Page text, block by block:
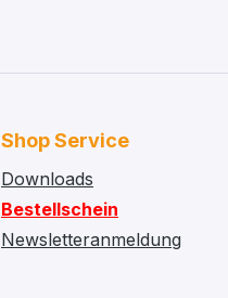
Shop Service
Downloads
Bestellschein
Newsletteranmeldung